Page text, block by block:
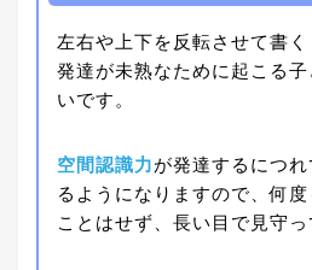
左右や上下を反転させて書
発達が未熟なために起こる
いです。
空間認識力が発達するにつ
るようになりますので、何
ことはせず、長い目で見守っ